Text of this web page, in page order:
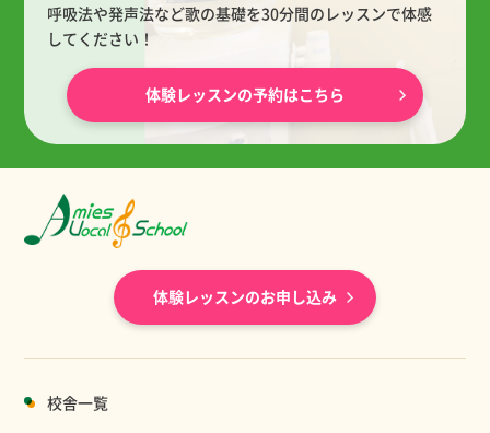
呼吸法や発声法など歌の基礎を30分間のレッスンで体感
してください！
体験レッスンの予約はこちら
体験レッスンのお申し込み
校舎一覧